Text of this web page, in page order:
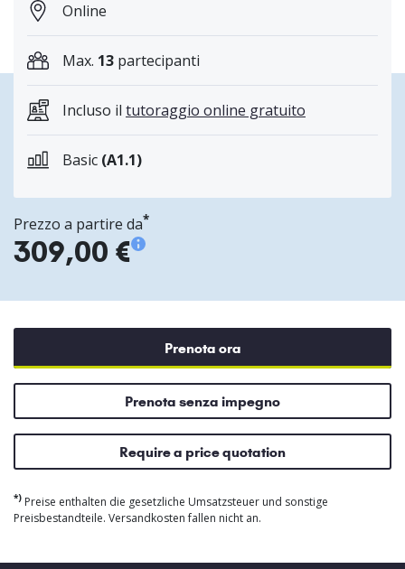
Online
Max. 13 partecipanti
Incluso il tutoraggio online gratuito
Basic (A1.1)
Prezzo a partire da*
309,00 €
Prenota ora
Prenota senza impegno
Require a price quotation
*) Preise enthalten die gesetzliche Umsatzsteuer und sonstige
Preisbestandteile. Versandkosten fallen nicht an.